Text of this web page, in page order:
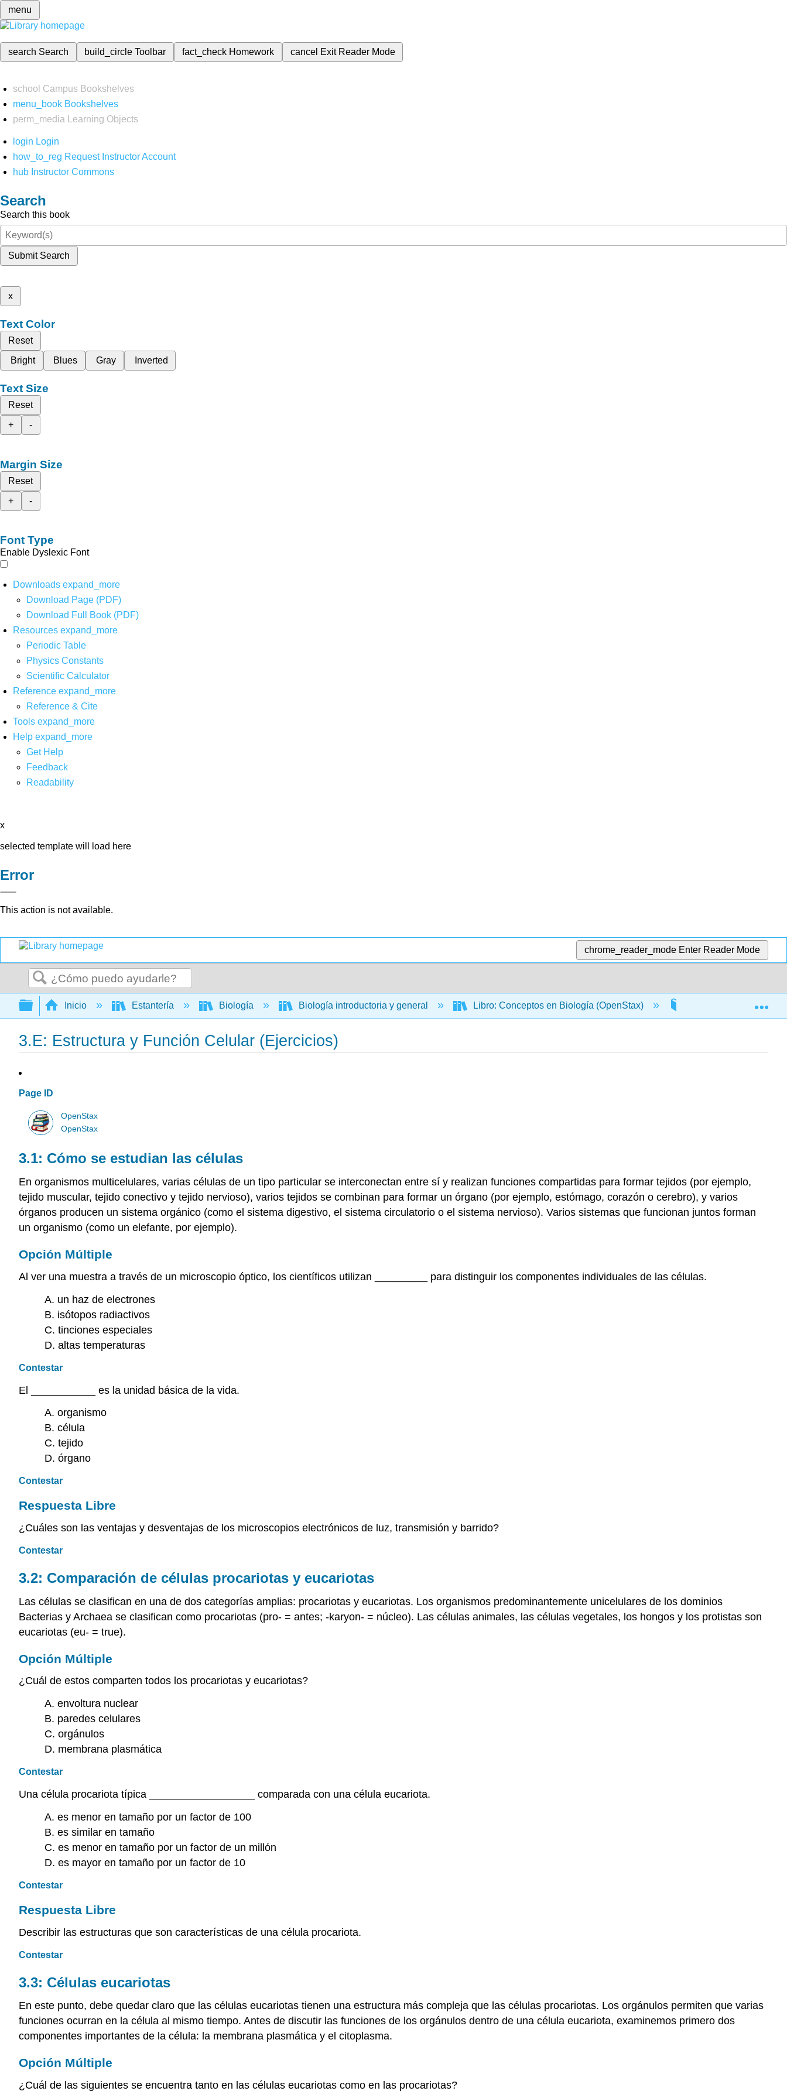
menu
search Search build_circleToolbar fact_check Homework cancel Exit Reader Mode
school Campus Bookshelves
menu_book Bookshelves
perm_media
Learning Objects
login Login
how_to_reg Request Instructor Account
hub Instructor Commons
Search
Search this book
Submit Search
x
Text Color
Reset
Bright
Blues Gray Inverted
Text Size
Reset
+
-
Margin Size
Reset
+
-
Font Type
Enable Dyslexic Font
Downloads expand_more
Download Page (PDF)
Download Full Book (PDF)
Resources expand_more
Periodic Table
Physics Constants
Scientific Calculator
Reference expand_more
Reference & Cite
Tools expand_more
Help expand_more
Get Help
Feedback
Readability
x
selected template will load here
Error
This action is not available.
chrome_reader_mode Enter Reader Mode
Buscar
Expandir/contraer jerarquía global
Inicio Estantería Biología Biología introductoria y general Libro: Conceptos en Biología (OpenStax) 3: Estructura y función
3.E: Estructura y Función Celular (Ejercicios)
Page ID
OpenStax
OpenStax
3.1: Cómo se estudian las células
En organismos multicelulares, varias células de un tipo particular se interconectan entre sí y realizan funciones compartidas para formar tejidos (por ejemplo,
tejido muscular, tejido conectivo y tejido nervioso), varios tejidos se combinan para formar un órgano (por ejemplo, estómago, corazón o cerebro), y varios
órganos producen un sistema orgánico (como el sistema digestivo, el sistema circulatorio o el sistema nervioso). Varios sistemas que funcionan juntos forman
un organismo (como un elefante, por ejemplo).
Opción Múltiple
Al ver una muestra a través de un microscopio óptico, los científicos utilizan _________ para distinguir los componentes individuales de las células.
A. un haz de electrones
B. isótopos radiactivos
C. tinciones especiales
D. altas temperaturas
Contestar
El ___________ es la unidad básica de la vida.
A. organismo
B. célula
C. tejido
D. órgano
Contestar
Respuesta Libre
¿Cuáles son las ventajas y desventajas de los microscopios electrónicos de luz, transmisión y barrido?
Contestar
3.2: Comparación de células procariotas y eucariotas
Las células se clasifican en una de dos categorías amplias: procariotas y eucariotas. Los organismos predominantemente unicelulares de los dominios
Bacterias y Archaea se clasifican como procariotas (pro- = antes; -karyon- = núcleo). Las células animales, las células vegetales, los hongos y los protistas son
eucariotas (eu- = true).
Opción Múltiple
¿Cuál de estos comparten todos los procariotas y eucariotas?
A. envoltura nuclear
B. paredes celulares
C. orgánulos
D. membrana plasmática
Contestar
Una célula procariota típica __________________ comparada con una célula eucariota.
A. es menor en tamaño por un factor de 100
B. es similar en tamaño
C. es menor en tamaño por un factor de un millón
D. es mayor en tamaño por un factor de 10
Contestar
Respuesta Libre
Describir las estructuras que son características de una célula procariota.
Contestar
3.3: Células eucariotas
En este punto, debe quedar claro que las células eucariotas tienen una estructura más compleja que las células procariotas. Los orgánulos permiten que varias
funciones ocurran en la célula al mismo tiempo. Antes de discutir las funciones de los orgánulos dentro de una célula eucariota, examinemos primero dos
componentes importantes de la célula: la membrana plasmática y el citoplasma.
Opción Múltiple
¿Cuál de las siguientes se encuentra tanto en las células eucariotas como en las procariotas?